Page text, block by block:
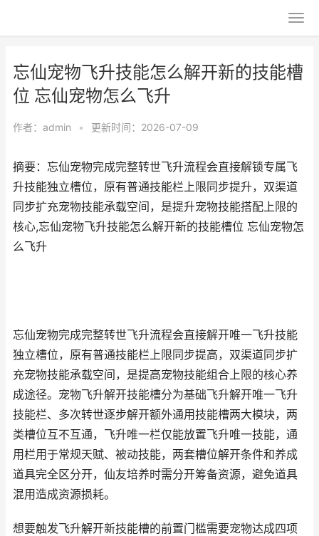
忘仙宠物飞升技能怎么解开新的技能槽
位 忘仙宠物怎么飞升
作者： admin • 更新时间：2026-07-09
摘要：忘仙宠物完成完整转世飞升流程会直接解锁专属飞
升技能独立槽位，原有普通技能栏上限同步提升，双渠道
同步扩充宠物技能承载空间，是提升宠物技能搭配上限的
核心,忘仙宠物飞升技能怎么解开新的技能槽位 忘仙宠物怎
么飞升
忘仙宠物完成完整转世飞升流程会直接解开唯一飞升技能
独立槽位，原有普通技能栏上限同步提高，双渠道同步扩
充宠物技能承载空间，是提高宠物技能组合上限的核心养
成途径。宠物飞升解开技能槽分为基础飞升解开唯一飞升
技能栏、多次转世逐步解开额外通用技能槽两大模块，两
类槽位互不互通，飞升唯一栏仅能放置飞升唯一技能，通
用栏用于常规天赋、被动技能，两套槽位解开条件和养成
道具完全区分开，仙友培养时需分开筹备资源，避免道具
混用造成资源损耗。
想要触发飞升解开新技能槽的前置门槛需要宠物达成四项